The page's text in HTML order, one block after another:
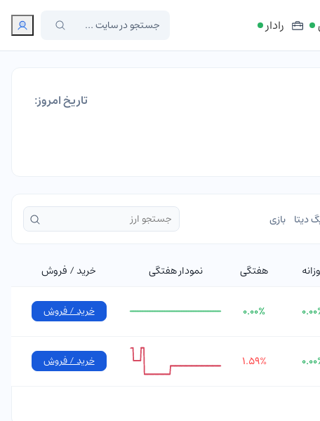
رادار
تاریخ امروز:
دیتا بازی
هفتگی نمودار هفتگی خرید / فروش
۰.۰۰% خرید / فروش
۱.۵۹% خرید / فروش